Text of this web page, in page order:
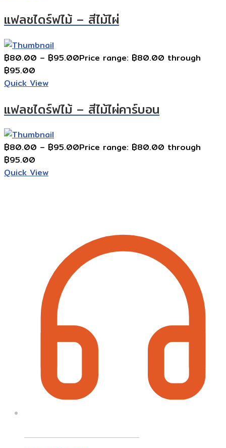
แฟลชไดร์ฟไม้ – สีไม้ไผ่
฿80.00 – ฿95.00Price range: ฿80.00 through
฿95.00
Quick View
แฟลชไดร์ฟไม้ – สีไม้ไผ่คาร์บอน
฿80.00 – ฿95.00Price range: ฿80.00 through
฿95.00
Quick View
Call On Order ? Call us 24/7